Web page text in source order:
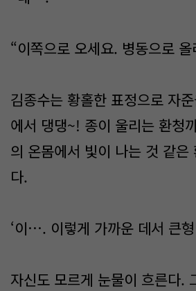
“이쪽으로 오세요. 병동으로
김종수는 황홀한 표정으로 자
에서 댕댕~! 종이 울리는 환청
의 온몸에서 빛이 나는 것 같은
다.
‘이…. 이렇게 가까운 데서 큰
자신도 모르게 눈물이 흐른다.